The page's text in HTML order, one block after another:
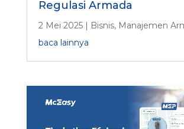
Regulasi Armada
2 Mei 2025| Bisnis, Manajemen
baca lainnya